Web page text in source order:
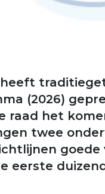
(2026)
raad het
twee
goede
eerste